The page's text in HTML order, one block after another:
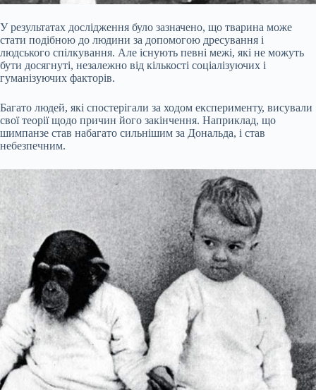
У результатах дослідження було зазначено, що тварина може
стати подібною до людини за допомогою дресування і
людського спілкування. Але існують певні межі, які не можуть
бути досягнуті, незалежно від кількості соціалізуючих і
гуманізуючих факторів.
Багато людей, які спостерігали за ходом експерименту, висували
свої теорії щодо причин його закінчення. Наприклад, що
шимпанзе став набагато сильнішим за Дональда, і став
небезпечним.